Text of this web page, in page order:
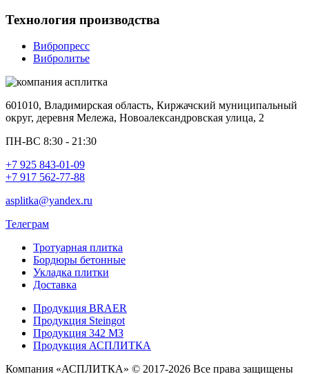
Технология производства
Вибропресс
Вибролитье
601010, Владимирская область, Киржачский муниципальный
округ, деревня Мележа, Новоалександровская улица, 2
ПН-ВС 8:30 - 21:30
+7 925 843-01-09
+7 917 562-77-88
asplitka@yandex.ru
Телеграм
Тротуарная плитка
Бордюры бетонные
Укладка плитки
Доставка
Продукция BRAER
Продукция Steingot
Продукция 342 МЗ
Продукция АСПЛИТКА
Компания «АСПЛИТКА» © 2017-2026 Все права защищены